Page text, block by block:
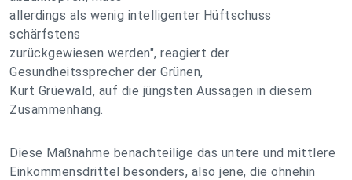
allerdings als wenig intelligenter Hüftschuss
schärfstens
zurückgewiesen werden", reagiert der
Gesundheitssprecher der Grünen,
Kurt Grüewald, auf die jüngsten Aussagen in diesem
Zusammenhang.
Diese Maßnahme benachteilige das untere und mittlere
Einkommensdrittel besonders, also jene, die ohnehin